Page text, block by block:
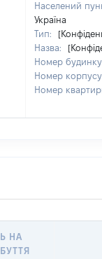
Населений
Україна
Тип:
Назва:
Номер
Номер
Номер
НА